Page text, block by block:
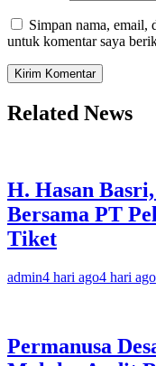
Simpan nama, email,
untuk komentar saya
Related News
H. Hasan
Bersama PT
Tiket
admin4 hari ago4 hari ago
Permanusa